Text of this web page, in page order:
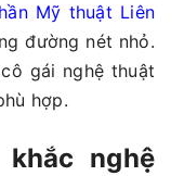
Mỹ thuật Liên
đường nét nhỏ.
gái nghệ thuật
hợp.
nghệ